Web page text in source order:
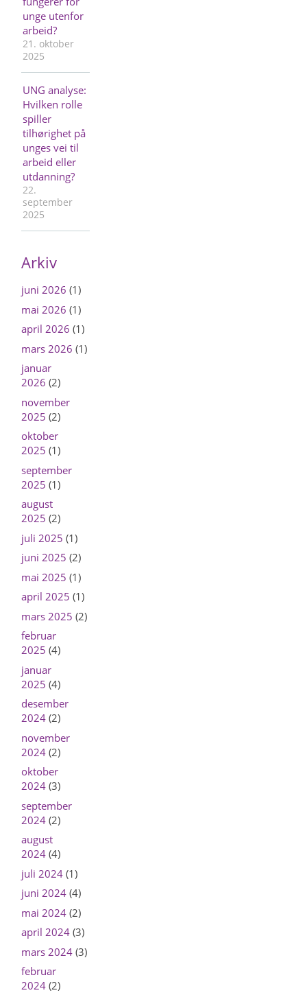
unge utenfor
arbeid?
21. oktober
2025
UNG analyse:
Hvilken rolle
spiller
tilhørighet på
unges vei til
arbeid eller
utdanning?
22.
september
2025
Arkiv
juni 2026 (1)
mai 2026 (1)
april 2026 (1)
mars 2026 (1)
januar
2026 (2)
november
2025 (2)
oktober
2025 (1)
september
2025 (1)
august
2025 (2)
juli 2025 (1)
juni 2025 (2)
mai 2025 (1)
april 2025 (1)
mars 2025 (2)
februar
2025 (4)
januar
2025 (4)
desember
2024(2)
november
2024(2)
oktober
2024(3)
september
2024(2)
august
2024(4)
juli 2024(1)
juni 2024(4)
mai 2024(2)
april 2024(3)
mars 2024(3)
februar
2024(2)